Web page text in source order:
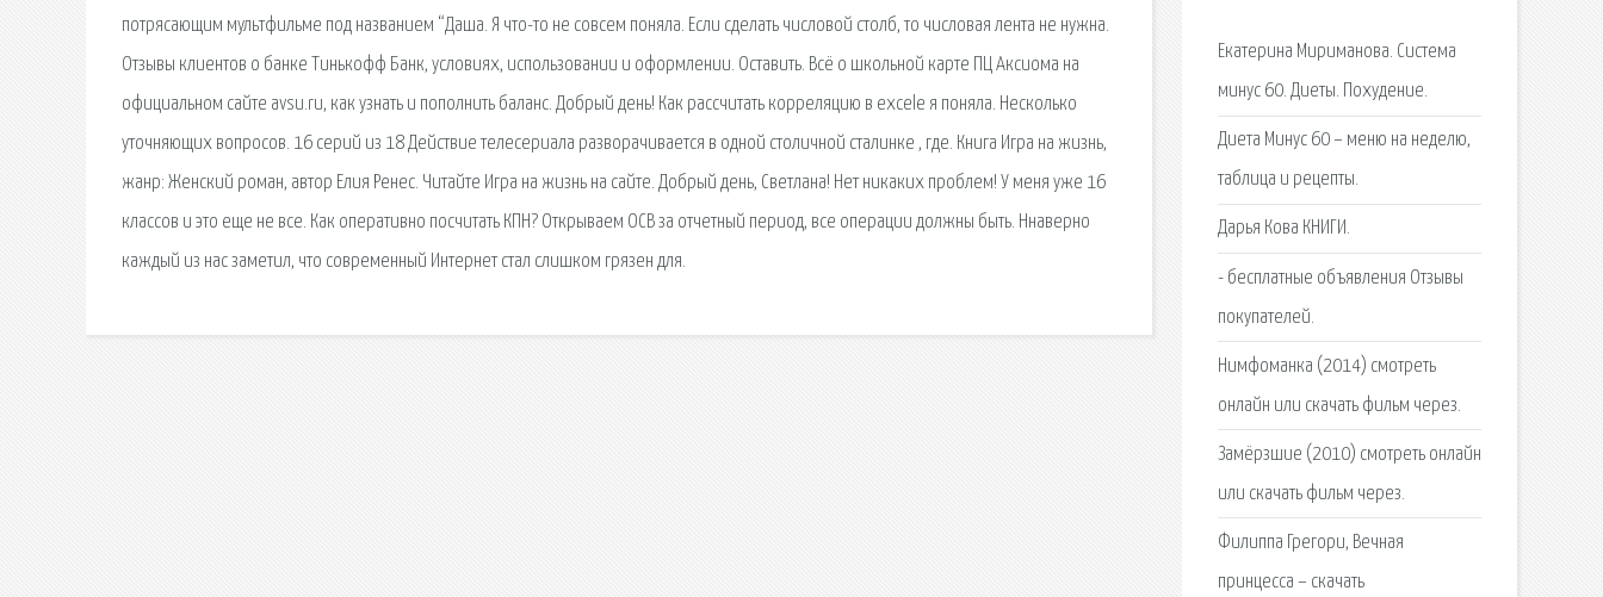
потрясающим мультфильме под названием “Даша. Я что-то не совсем поняла. Если сделать числовой столб, то числовая лента не нужна.
Отзывы клиентов о банке Тинькофф Банк, условиях, использовании и оформлении. Оставить. Всё о школьной карте ПЦ Аксиома на
официальном сайте avsu.ru, как узнать и пополнить баланс. Добрый день! Как рассчитать корреляцию в еxcele я поняла. Несколько
уточняющих вопросов. 16 серий из 18 Действие телесериала разворачивается в одной столичной сталинке , где. Книга Игра на жизнь,
жанр: Женский роман, автор Елия Ренес. Читайте Игра на жизнь на сайте. Добрый день, Светлана! Нет никаких проблем! У меня уже 16
классов и это еще не все. Как оперативно посчитать КПН? Открываем ОСВ за отчетный период, все операции должны быть. Ннаверно
каждый из нас заметил, что современный Интернет стал слишком грязен для.
Екатерина Мириманова. Система
минус 60. Диеты. Похудение.
Диета Минус 60 – меню на неделю,
таблица и рецепты.
Дарья Кова КНИГИ.
- бесплатные объявления Отзывы
покупателей.
Нимфоманка (2014) смотреть
онлайн или скачать фильм через.
Замёрзшие (2010) смотреть онлайн
или скачать фильм через.
Филиппа Грегори, Вечная
принцесса – скачать